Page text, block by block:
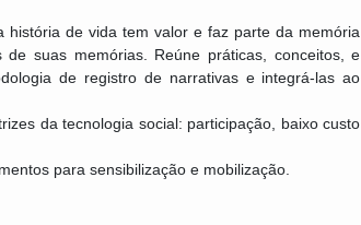
história de vida tem valor e faz parte da memória
suas memórias. Reúne práticas, conceitos, e
de registro de narrativas e integrá-las ao
da tecnologia social: participação, baixo custo
para sensibilização e mobilização.